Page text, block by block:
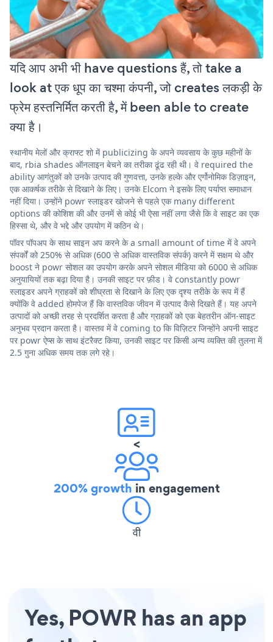
यदि आप अभी भी have questions हैं, तो take a
look at एक धूप का चश्मा कंपनी, जो creates लकड़ी के
फ्रेम हस्तनिर्मित करती है, में been able to create
क्या है।
स्थानीय मेलों और क्राफ्ट शो में publicizing के अपने व्यवसाय के कुछ महीनों के
बाद, rbia shades ऑनलाइन बेचने का तरीका ढूंढ रही थी। वे required the
ability आगंतुकों को उनके उत्पाद की गुणवत्ता, उनके हल्के और एर्गोनोमिक डिज़ाइन,
एक आकर्षक तरीके से दिखाने के लिए। उनके Elcom ने इसके लिए पर्याप्त समाधान
नहीं दिया। उन्होंने powr स्लाइडर खोजने से पहले एक many different
options की कोशिश की और उनमें से कोई भी ऐसा नहीं लगा जैसे कि वे साइट का एक
हिस्सा थे, और वे भद्दे और उपयोग में कठिन थे।
पॉवर पॉपअप के साथ साइन अप करने के a small amount of time में वे अपने
संपर्कों को 250% से अधिक (600 से अधिक वास्तविक संपर्क) करने में सक्षम थे और
boost ने powr सोशल का उपयोग करके अपने सोशल मीडिया को 6000 से अधिक
अनुयायियों तक बढ़ा दिया है। उनकी साइट पर फ़ीड। वे constantly powr
स्लाइडर अपने ग्राहकों को शीघ्रता से दिखाने के लिए एक दृश्य तरीके के रूप में हैं
क्योंकि वे added होमपेज हैं कि वास्तविक जीवन में उत्पाद कैसे दिखते हैं। यह अपने
उत्पादों को अच्छी तरह से प्रदर्शित करता है और ग्राहकों को एक बेहतरीन ऑन-साइट
अनुभव प्रदान करता है। वास्तव में वे coming to कि विज़िटर जिन्होंने अपनी साइट
पर powr ऐप्स के साथ इंटरैक्ट किया, उनकी साइट पर किसी अन्य व्यक्ति की तुलना में
2.5 गुना अधिक समय तक लगे रहे।
<
200% growth in engagement
वी
Yes, POWR has an app